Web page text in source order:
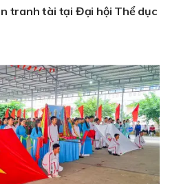
tranh tài tại Đại hội Thể dục